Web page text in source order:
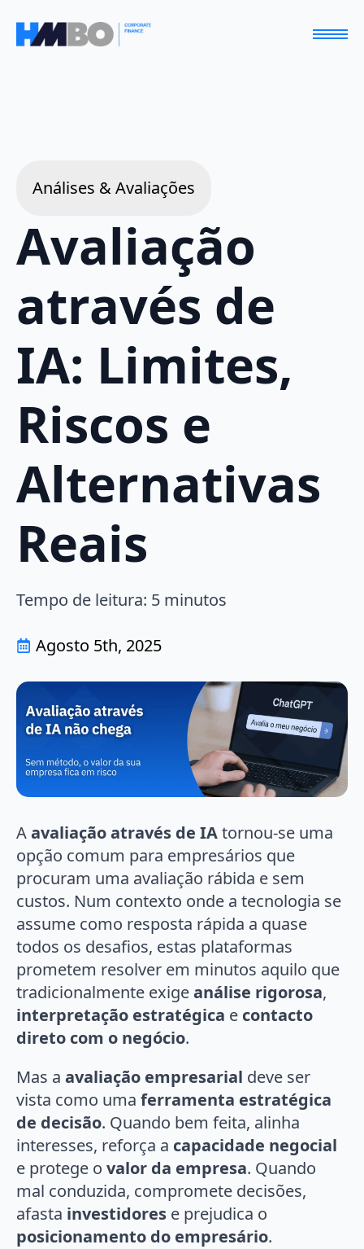
Análises & Avaliações
Avaliação
através de
IA: Limites,
Riscos e
Alternativas
Reais
Tempo de leitura: 5 minutos
Agosto 5th, 2025
Aavaliação através de IAtornou-se uma
opção comum para empresários que
procuram uma avaliação rábida e sem
custos. Num contexto onde a tecnologia se
assume como resposta rápida a quase
todos os desafios, estas plataformas
prometem resolver em minutos aquilo que
tradicionalmente exigeanálise rigorosa,
interpretação estratégica e contacto
direto com o negócio.
Mas a avaliação empresarial deve ser
vista como uma ferramenta estratégica
de decisão. Quando bem feita, alinha
interesses, reforça a capacidade negocial
e protege o valor da empresa. Quando
mal conduzida, compromete decisões,
afasta investidores e prejudica o
posicionamento do empresário.